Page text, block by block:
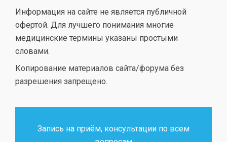
Информация на сайте не является публичной
офертой. Для лучшего понимания многие
медицинские термины указаны простыми
словами.
Копирование материалов сайта/форума без
разрешения запрещено.
Запись на приём, консультации по всем